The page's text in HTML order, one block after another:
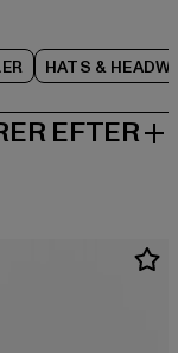
HATS &
EFTER